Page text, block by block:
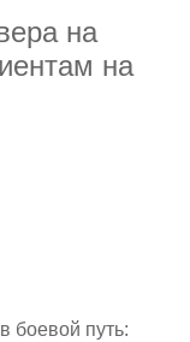
на
на
боевой путь: